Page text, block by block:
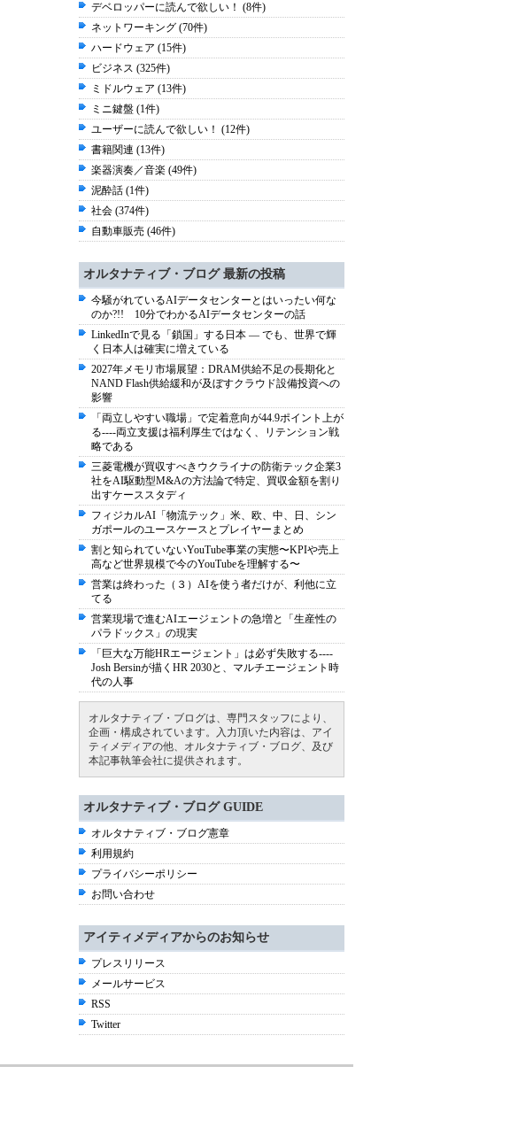
デベロッパーに読んで欲しい！ (8件)
ネットワーキング (70件)
ハードウェア (15件)
ビジネス (325件)
ミドルウェア (13件)
ミニ鍵盤 (1件)
ユーザーに読んで欲しい！ (12件)
書籍関連 (13件)
楽器演奏／音楽 (49件)
泥酔話 (1件)
社会 (374件)
自動車販売 (46件)
オルタナティブ・ブログ 最新の投稿
今騒がれているAIデータセンターとはいったい何な
のか?!! 10分でわかるAIデータセンターの話
LinkedInで見る「鎖国」する日本 ― でも、世界で輝
く日本人は確実に増えている
2027年メモリ市場展望：DRAM供給不足の長期化と
NAND Flash供給緩和が及ぼすクラウド設備投資への
影響
「両立しやすい職場」で定着意向が44.9ポイント上が
る----両立支援は福利厚生ではなく、リテンション戦
略である
三菱電機が買収すべきウクライナの防衛テック企業3
社をAI駆動型M&Aの方法論で特定、買収金額を割り
出すケーススタディ
フィジカルAI「物流テック」米、欧、中、日、シン
ガポールのユースケースとプレイヤーまとめ
割と知られていないYouTube事業の実態〜KPIや売上
高など世界規模で今のYouTubeを理解する〜
営業は終わった（３）AIを使う者だけが、利他に立
てる
営業現場で進むAIエージェントの急増と「生産性の
パラドックス」の現実
「巨大な万能HRエージェント」は必ず失敗する----
Josh Bersinが描くHR 2030と、マルチエージェント時
代の人事
オルタナティブ・ブログは、専門スタッフにより、
企画・構成されています。入力頂いた内容は、アイ
ティメディアの他、オルタナティブ・ブログ、及び
本記事執筆会社に提供されます。
オルタナティブ・ブログ GUIDE
オルタナティブ・ブログ憲章
利用規約
プライバシーポリシー
お問い合わせ
アイティメディアからのお知らせ
プレスリリース
メールサービス
RSS
Twitter